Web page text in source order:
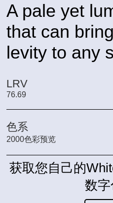
A pale yet
that can
levity to any
LRV
76.69
色系
2000色彩预览
获取您自己的
数